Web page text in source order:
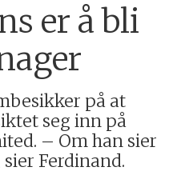
er å bli
på at
seg inn på
– Om han sier
Ferdinand.